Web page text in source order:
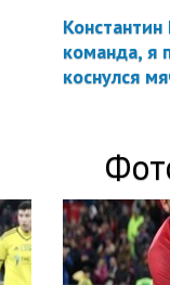
Константин
команда, я
коснулся